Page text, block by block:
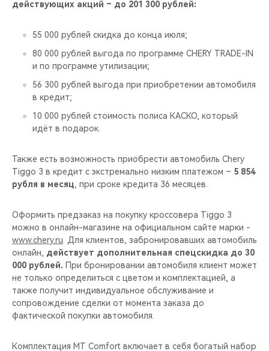
действующих акций – до 201 300 рублей:
55 000 рублей скидка до конца июля;
80 000 рублей выгода по программе CHERY TRADE-IN
и по программе утилизации;
56 300 рублей выгода при приобретении автомобиля
в кредит;
10 000 рублей стоимость полиса КАСКО, который
идёт в подарок.
Также есть возможность приобрести автомобиль Chery
Tiggo 3 в кредит с экстремально низким платежом – 5 854
рубля в месяц , при сроке кредита 36 месяцев.
Оформить предзаказ на покупку кроссовера Tiggo 3
можно в онлайн-магазине на официальном сайте марки -
www.chery.ru . Для клиентов, забронировавших автомобиль
онлайн, действует дополнительная спецскидка до 30
000 рублей. При бронировании автомобиля клиент может
не только определиться с цветом и комплектацией, а
также получит индивидуальное обслуживание и
сопровождение сделки от момента заказа до
фактической покупки автомобиля.
Комплектация MT Comfort включает в себя богатый набор